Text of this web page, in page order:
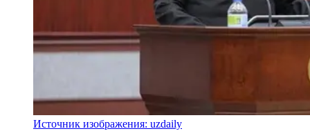
Источник изображения: uzdaily